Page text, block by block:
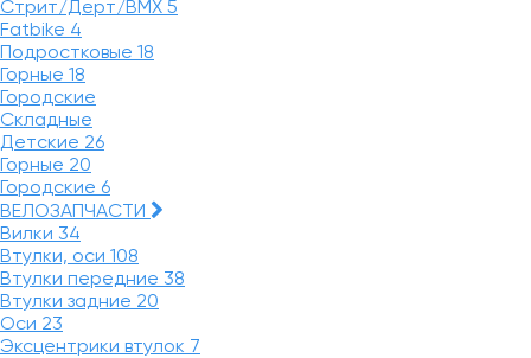
Стрит/Дерт/BMX 5
Fatbike 4
Подростковые 18
Горные 18
Городские
Складные
Детские 26
Горные 20
Городские 6
ВЕЛОЗАПЧАСТИ
Вилки 34
Втулки, оси 108
Втулки передние 38
Втулки задние 20
Оси 23
Эксцентрики втулок 7